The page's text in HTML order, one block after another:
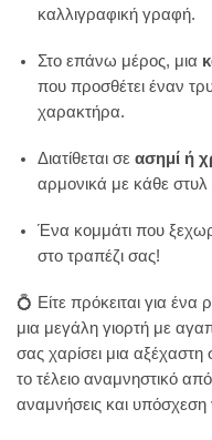
καλλιγραφική γραφή.
Στο επάνω μέρος, μια
που προσθέτει έναν
χαρακτήρα.
Διατίθεται σε ασημί ή
αρμονικά με κάθε στυλ
Ένα κομμάτι που
στο τραπέζι σας!
💍 Είτε πρόκειται για ένα
μια μεγάλη γιορτή με
σας χαρίσει μια αξέχαστη
το τέλειο αναμνηστικό
αναμνήσεις και υπόσχεση